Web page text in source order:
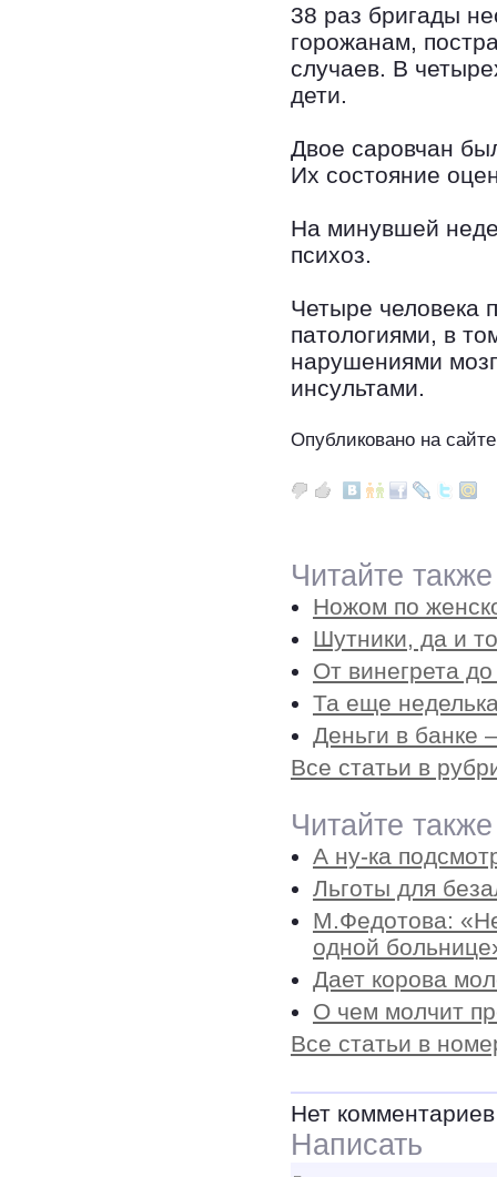
38 раз бригады
горожанам,
случаев. В
дети.
Двое саровчан
Их состояние
На минувшей
психоз.
Четыре человека
патологиями, в
нарушениями
инсультами.
Опубликовано на
Читайте
Ножом по
Шутники, да и
От винегрета
Та еще
Деньги в банке
Все статьи в
Читайте
А ну-ка
Льготы для
М.Федотова:
одной
Дает корова
О чем молчит
Все статьи в
Нет комментариев
Написать